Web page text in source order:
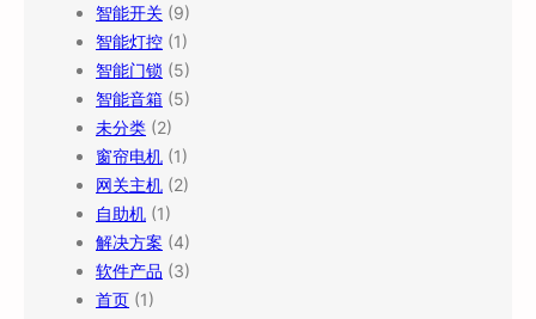
智能开关 (9)
智能灯控 (1)
智能门锁 (5)
智能音箱 (5)
未分类 (2)
窗帘电机 (1)
网关主机 (2)
自助机 (1)
解决方案 (4)
软件产品 (3)
首页 (1)